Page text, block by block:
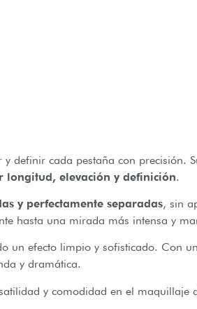
definir cada pestaña con precisión.
longitud, elevación y definición.
y perfectamente separadas, sin
hasta una mirada más intensa y
efecto limpio y sofisticado. Con
y dramática.
y comodidad en el maquillaje